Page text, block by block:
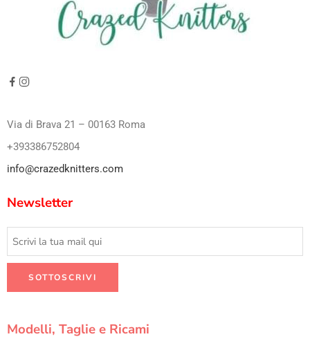
Via di Brava 21 – 00163 Roma
+393386752804
info@crazedknitters.com
Newsletter
Modelli, Taglie e Ricami